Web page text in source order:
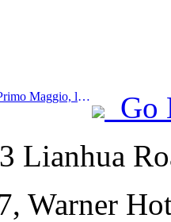
Prev:Durante le festività del Primo Maggio, la ferrovia del delta del fiume Yangtze ha trasportato oltre 21,38 milioni di passeggeri.
Go
Lianhua
Warner